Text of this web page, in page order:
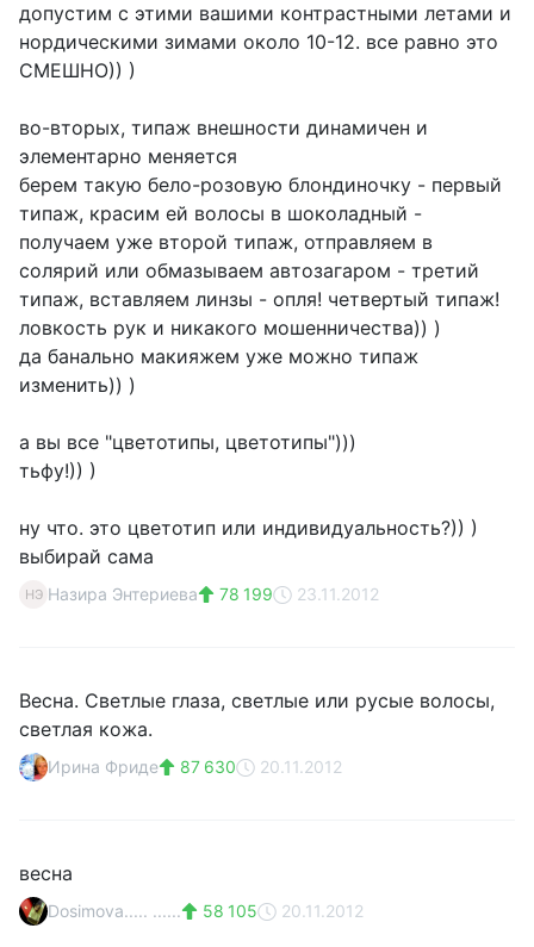
допустим с этими вашими контрастными летами и
нордическими зимами около 10-12. все равно это
СМЕШНО)) )
во-вторых, типаж внешности динамичен и
элементарно меняется
берем такую бело-розовую блондиночку - первый
типаж, красим ей волосы в шоколадный -
получаем уже второй типаж, отправляем в
солярий или обмазываем автозагаром - третий
типаж, вставляем линзы - опля! четвертый типаж!
ловкость рук и никакого мошенничества)) )
да банально макияжем уже можно типаж
изменить)) )
а вы все "цветотипы, цветотипы")))
тьфу!)) )
ну что. это цветотип или индивидуальность?)) )
выбирай сама
НЭ Назира Энтериева 78 199 23.11.2012
Весна. Светлые глаза, светлые или русые волосы,
светлая кожа.
Ирина Фриде 87 630 20.11.2012
весна
Dosimova..... ...... 58 105 20.11.2012